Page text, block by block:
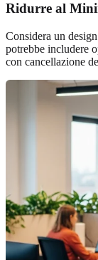
Ridurre al
Considera un
potrebbe includere
con cancellazione